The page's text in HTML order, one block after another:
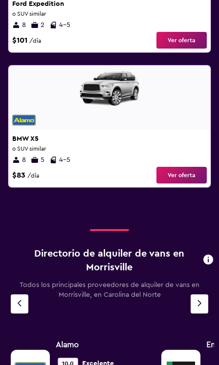
Ford Expedition
o SUV similar
8 2 4-5
$101 /día Ver oferta
BMW X5
o SUV similar
8 5 4-5
$83 /día Ver oferta
Directorio de alquiler de vans en
Morrisville
Todos los principales proveedores de alquiler de vans en
Morrisville, en Carolina del Norte
Alamo
10,0 Excelente